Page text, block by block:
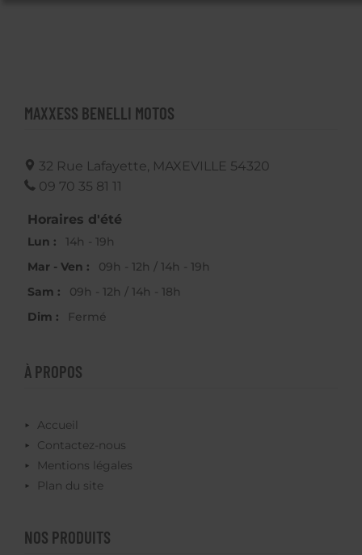
MAXXESS BENELLI MOTOS
32 Rue Lafayette, MAXEVILLE 54320
09 70 35 81 11
Horaires d'été
Lun :
14h - 19h
Mar - Ven :
09h - 12h / 14h - 19h
Sam :
09h - 12h / 14h - 18h
Dim :
Fermé
À PROPOS
Accueil
Contactez-nous
Mentions légales
Plan du site
NOS PRODUITS